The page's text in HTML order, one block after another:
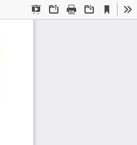
Presentation
OpenPrint Download
Current
View